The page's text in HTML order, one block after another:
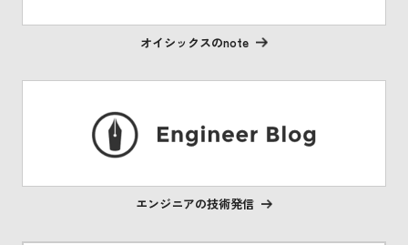
オイシックスのnote
エンジニアの技術発信